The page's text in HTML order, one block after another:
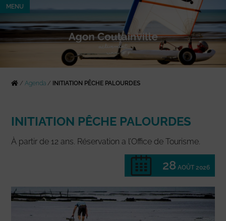
MENU
/Agenda / INITIATION PÊCHE PALOURDES
INITIATION PÊCHE PALOURDES
À partir de 12 ans. Réservation a l’Office de Tourisme.
28 AOÛT 2026